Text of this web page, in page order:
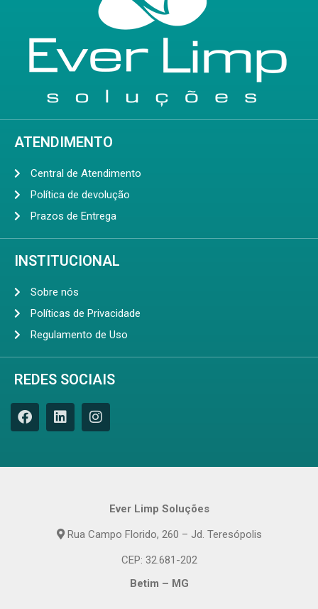
ATENDIMENTO
Central de Atendimento
Política de devolução
Prazos de Entrega
INSTITUCIONAL
Sobre nós
Políticas de Privacidade
Regulamento de Uso
REDES SOCIAIS
Ever Limp Soluções
Rua Campo Florido, 260 – Jd. Teresópolis
CEP: 32.681-202
Betim – MG